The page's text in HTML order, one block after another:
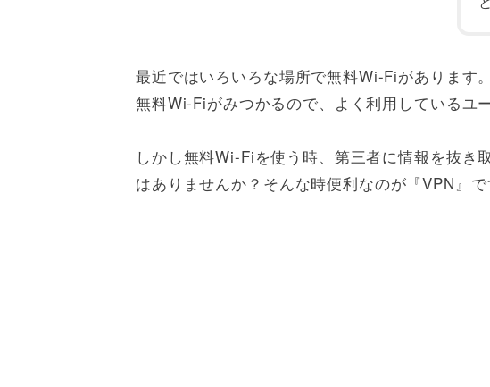
最近ではいろいろな場所で無料Wi-Fiがあります
無料Wi-Fiがみつかるので、よく利用しているユ
しかし無料Wi-Fiを使う時、第三者に情報を抜き
はありませんか？そんな時便利なのが『VPN』で